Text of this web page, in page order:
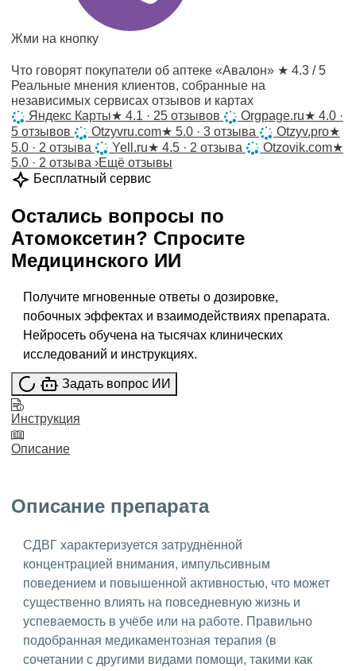
Жми на кнопку
Что говорят покупатели об аптеке «Авалон» ★ 4.3 / 5
Реальные мнения клиентов, собранные на
независимых сервисах отзывов и картах
Яндекс Карты★ 4.1 · 25 отзывов Orgpage.ru★ 4.0 ·
5 отзывов
Otzyvru.com★ 5.0 · 3 отзыва Otzyv.pro★
5.0 · 2 отзыва
Yell.ru★ 4.5 · 2 отзыва Otzovik.com★
5.0 · 2 отзыва ›Ещё отзывы
Бесплатный сервис
Остались вопросы по
Атомоксетин? Спросите
Медицинского ИИ
Получите мгновенные ответы о дозировке,
побочных эффектах и взаимодействиях препарата.
Нейросеть обучена на тысячах клинических
исследований и инструкциях.
Задать вопрос ИИ
Инструкция
Описание
Описание препарата
СДВГ характеризуется затруднённой
концентрацией внимания, импульсивным
поведением и повышенной активностью, что может
существенно влиять на повседневную жизнь и
успеваемость в учёбе или на работе. Правильно
подобранная медикаментозная терапия (в
сочетании с другими видами помощи, такими как